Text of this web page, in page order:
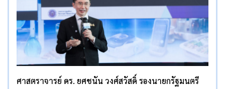
ศาสตราจารย์ ดร. ยศชนัน วงศ์สวัสดิ์ รองนายกรัฐมนตรี